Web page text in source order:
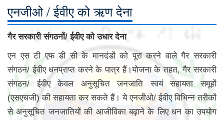
एनजीओ / ईवीए को ऋण देना
गैर सरकारी संगठनों/ ईवीए को उधार देना
एन एस टी एफ डी सी के मानदंडों को पूरा करने वाले गैर सरकारी
संगठन/ ईवीए धनप्राप्त करने के पात्र हैं।योजना के तहत, गैर सरकारी
संगठन/ ईवीए केवल अनुसूचित जनजाति स्वयं सहायता समूहों
(एसएचजी) की सहायता कर सकते हैं। ये एनजीओ/ ईवीए विभिन्न तरीकों
से अनुसूचित जनजातियों की आजीविका बढ़ाने के लिए धन का उपयोग